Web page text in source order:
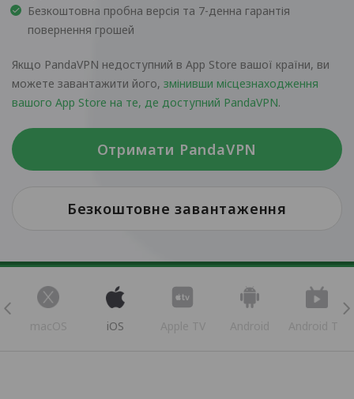
Безкоштовна пробна версія та 7-денна гарантія
повернення грошей
Якщо PandaVPN недоступний в App Store вашої країни, ви
можете завантажити його, змінивши місцезнаходження
вашого App Store на те, де доступний PandaVPN.
Отримати PandaVPN
Безкоштовне завантаження
macOS iOS Apple TV Android Android TV